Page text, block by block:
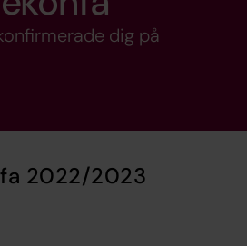
dig på
2022/2023